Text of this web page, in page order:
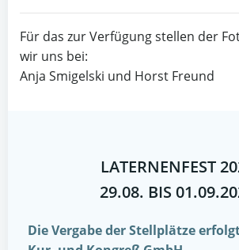
Für das zur Verfügung stellen der
wir uns bei:
Anja Smigelski und Horst Freund
LATERNENFEST
29.08. BIS
Die Vergabe der Stellplätze